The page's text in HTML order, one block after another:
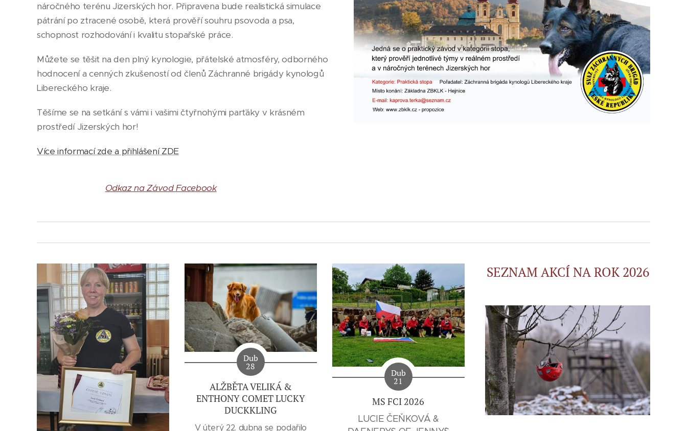
náročného terénu Jizerských hor. Připravena bude realistická simulace
pátrání po ztracené osobě, která prověří souhru psovoda a psa,
schopnost rozhodování i kvalitu stopařské práce.
Můžete se těšit na den plný kynologie, přátelské atmosféry, odborného
hodnocení a cenných zkušeností od členů Záchranné brigády kynologů
Libereckého kraje.
Těšíme se na setkání s vámi i vašimi čtyřnohými parťáky v krásném
prostředí Jizerských hor!
Více informací zde a přihlášení ZDE
Odkaz na Závod Facebook
Dub
28
ALŽBĚTA VELIKÁ &
ENTHONY COMET LUCKY
DUCKKLING
V úterý 22. dubna se podařilo
Dub
21
MS FCI 2026
LUCIE ČEŇKOVÁ &
SEZNAM AKCÍ NA ROK 2026